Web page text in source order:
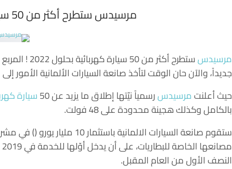
مرسيدس ستطرح أكثر من 50 سيارة كهربائية بحلول 2022
مرسيدس
ستطرح أكثر
جديداً، والآن حان الوقت لتأخذ صانعة السيارات الألمانية الأمور
حيث أعلنتمرسيدسرسمياً نيّتها إطلاق ما يزيد عن 50 سيارة
بالكامل وكذلك هجينة محدودة على 48 فولت.
ستقوم صانعة السيارات
مصانعها الخاصة للبطاريات، على أن يدخل أوّلها للخدمة في 2019 بألمانيا ونرى أول
النصف الأول من العام المقبل.